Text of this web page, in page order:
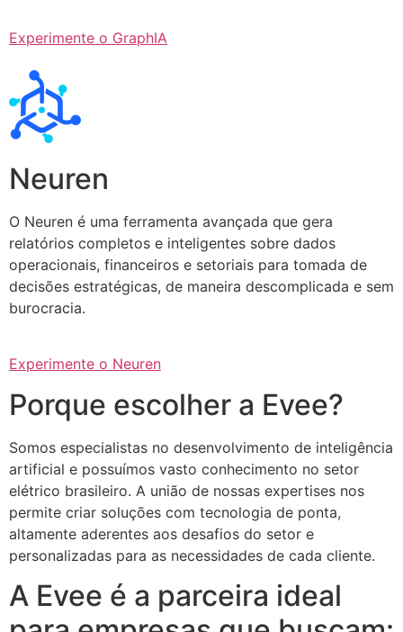
Experimente o GraphIA
Neuren
O Neuren é uma ferramenta avançada que gera
relatórios completos e inteligentes sobre dados
operacionais, financeiros e setoriais para tomada de
decisões estratégicas, de maneira descomplicada e sem
burocracia.
Experimente o Neuren
Porque escolher a Evee?
Somos especialistas no desenvolvimento de inteligência
artificial e possuímos vasto conhecimento no setor
elétrico brasileiro. A união de nossas expertises nos
permite criar soluções com tecnologia de ponta,
altamente aderentes aos desafios do setor e
personalizadas para as necessidades de cada cliente.
A Evee é a parceira ideal